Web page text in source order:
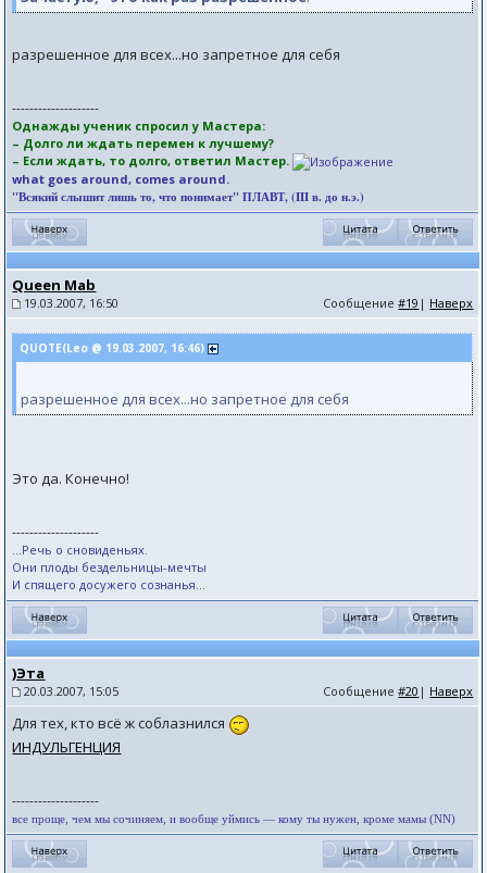
разрешенное для всех...но запретное для себя
--------------------
Однажды ученик спросил у Мастера:
– Долго ли ждать перемен к лучшему?
– Если ждать, то долго, ответил Мастер.
what goes around, comes around.
"Всякий слышит лишь то, что понимает" ПЛАВТ, (III в. до н.э.)
Queen Mab
19.03.2007, 16:50 Сообщение#19 | Наверх
QUOTE(Leo @ 19.03.2007, 16:46)
разрешенное для всех...но запретное для себя
Это да. Конечно!
--------------------
...Речь о сновиденьях.
Они плоды бездельницы-мечты
И спящего досужего сознанья...
)Эта
20.03.2007, 15:05 Сообщение#20 | Наверх
Для тех, кто всё ж соблазнился
ИНДУЛЬГЕНЦИЯ
--------------------
все проще, чем мы сочиняем, и вообще уймись — кому ты нужен, кроме мамы (NN)